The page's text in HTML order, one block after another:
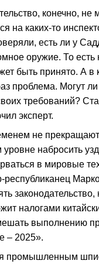
конечно, не
на каких-то
есть ли у
оружие. То есть
быть принято. А в
проблема. Могут
требований?
эксперт.
не
уровне набросить
в мировые
республиканец
законодательство,
налогами
выполнению
– 2025».
промышленным